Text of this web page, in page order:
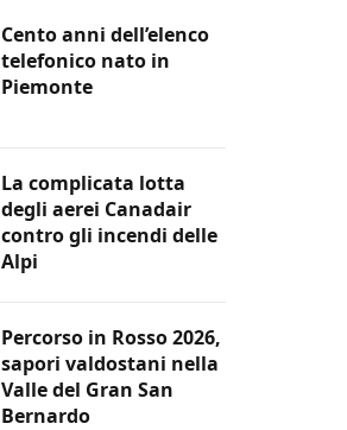
Cento anni dell’elenco
telefonico nato in
Piemonte
La complicata lotta
degli aerei Canadair
contro gli incendi delle
Alpi
Percorso in Rosso 2026,
sapori valdostani nella
Valle del Gran San
Bernardo